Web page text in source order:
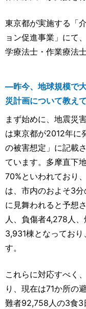
東京都が実施する「
ョン促進事業」にて
学療法士・作業療法
―昨今、地球規模で
災計画について教え
まず始めに、地震災
は東京都が2012年に
の被害想定」に記載
ています。多摩直下
70%といわれており
は、市内のおよそ3
に見舞われると予想
人、負傷者4,278人
3,931棟となってお
す。
これらに対応すべく
り、現在は71か所の
難者92,758人の3食3